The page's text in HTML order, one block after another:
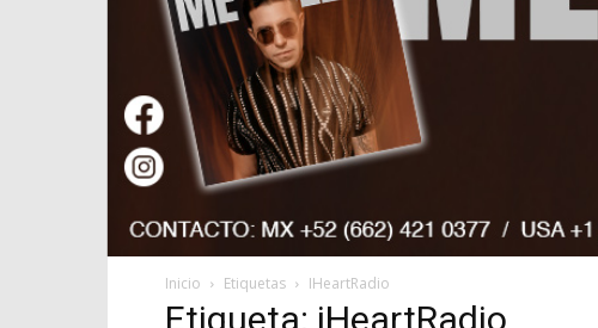
Inicio Etiquetas IHeartRadio
Etiqueta: iHeartRadio